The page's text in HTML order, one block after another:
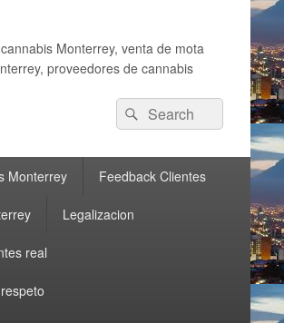
Monterrey, venta de mota
proveedores de cannabis
Search
for:
Search
Monterrey Feedback Clientes
Legalizacion
real